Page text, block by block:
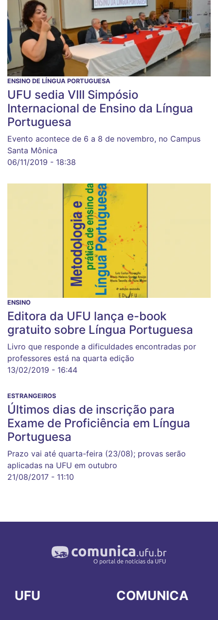
ENSINO DE LÍNGUA PORTUGUESA
UFU sedia VIII Simpósio
Internacional de Ensino da Língua
Portuguesa
Evento acontece de 6 a 8 de novembro, no Campus
Santa Mônica
06/11/2019 - 18:38
ENSINO
Editora da UFU lança e-book
gratuito sobre Língua Portuguesa
Livro que responde a dificuldades encontradas por
professores está na quarta edição
13/02/2019 - 16:44
ESTRANGEIROS
Últimos dias de inscrição para
Exame de Proficiência em Língua
Portuguesa
Prazo vai até quarta-feira (23/08); provas serão
aplicadas na UFU em outubro
21/08/2017 - 11:10
UFU COMUNICA